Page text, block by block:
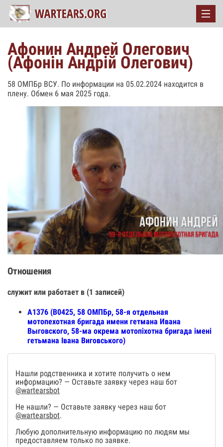
Афонин Андрей Олегович
(Афонін Андрій Олегович)
58 ОМПБр ВСУ. По информации на 05.02.2024 находится в
плену. Обмен 6 мая 2025 года.
Отношения
служит или работает в (1 записей)
А1376 (В0425, 58 ОМПБр, 58-я отдельная
мотопехотная бригада имени гетмана Ивана
Выговского, 58-ма окрема мотопіхотна бригада імені
гетьмана Івана Виговського)
Нашли родственника и хотите получить о нем
информацию? — Оставьте заявку через наш бот
@wartearsbot
Не нашли? — Оставьте заявку через наш бот
@wartearsbot.
Любую дополнительную информацию по людям мы
предоставляем только по заявке.